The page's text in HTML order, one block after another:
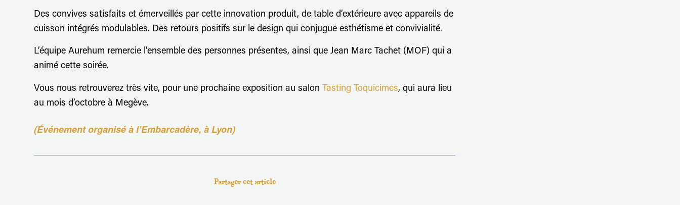
Des convives satisfaits et émerveillés par cette innovation produit, de table d’extérieure avec appareils de
cuisson intégrés modulables. Des retours positifs sur le design qui conjugue esthétisme et convivialité.
L’équipe Aurehum remercie l’ensemble des personnes présentes, ainsi que Jean Marc Tachet (MOF) qui a
animé cette soirée.
Vous nous retrouverez très vite, pour une prochaine exposition au salon Tasting Toquicimes, qui aura lieu
au mois d’octobre à Megève.
(Événement organisé à l’Embarcadère, à Lyon)
Partager cet article